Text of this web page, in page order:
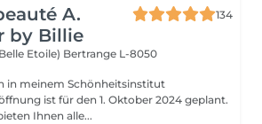
A.
by Billie
134
Etoile) Bertrange L-8050
in meinem Schönheitsinstitut
ist für den 1. Oktober 2024 geplant.
Ihnen alle...